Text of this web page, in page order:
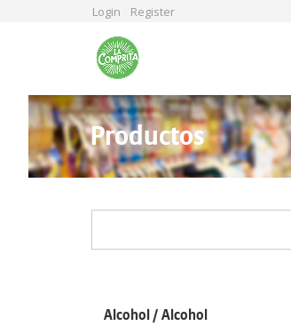
Login Register
Productos
Alcohol / Alcohol